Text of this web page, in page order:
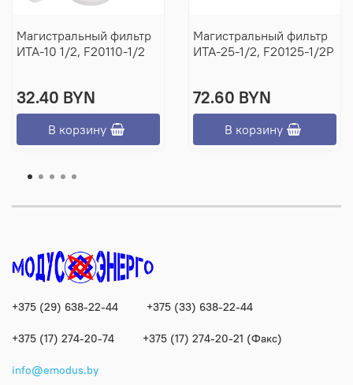
Магистральный фильтр
ИТА-10 1/2, F20110-1/2
32.40 BYN
В корзину
Магистральный фильтр
ИТА-25-1/2, F20125-1/2P
72.60 BYN
В корзину
+375 (29) 638-22-44 +375 (33) 638-22-44
+375 (17) 274-20-74 +375 (17) 274-20-21 (Факс)
info@emodus.by